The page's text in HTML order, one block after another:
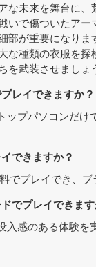
な未来を舞台に
いで傷ついたア
が重要になりま
な種類の衣服を
を武装させまし
レイできますか？
プパソコンだ
できますか？
プレイでき、ブ
プレイできます
感のある体験を